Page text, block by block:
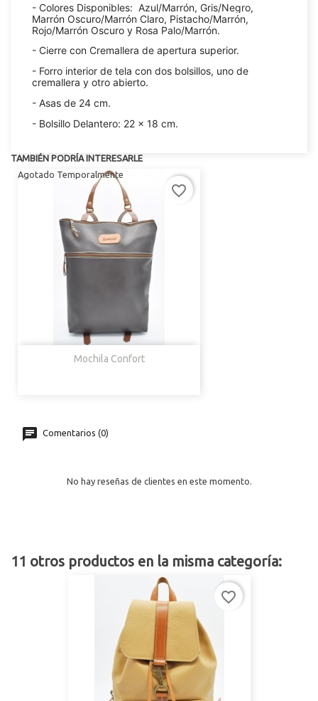
- Colores Disponibles: Azul/Marrón, Gris/Negro,
Marrón Oscuro/Marrón Claro, Pistacho/Marrón,
Rojo/Marrón Oscuro y Rosa Palo/Marrón.
- Cierre con Cremallera de apertura superior.
- Forro interior de tela con dos bolsillos, uno de
cremallera y otro abierto.
- Asas de 24 cm.
- Bolsillo Delantero: 22 x 18 cm.
TAMBIÉN PODRÍA INTERESARLE
Mochila Confort
Agotado Temporalmente
favorite_border
Comentarios (0)
No hay reseñas de clientes en este momento.
11 otros productos en la misma categoría:
favorite_border